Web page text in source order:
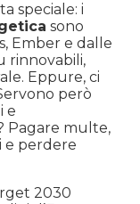
speciale: i
sono
Ember e dalle
rinnovabili,
Eppure, ci
però
e
Pagare multe,
e perdere
2030